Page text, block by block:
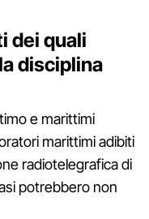
dei quali
disciplina
e marittimi
marittimi adibiti
radiotelegrafica di
potrebbero non